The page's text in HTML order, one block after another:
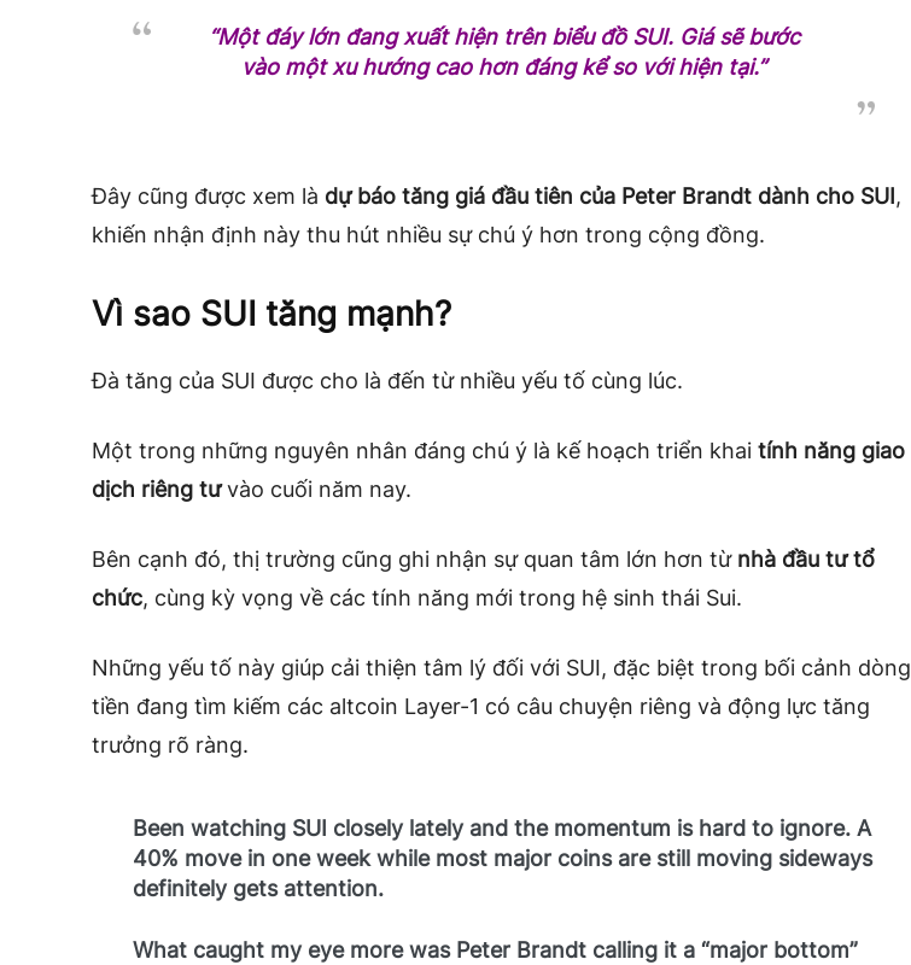
“Một đáy lớn đang xuất hiện trên biểu đồ SUI. Giá sẽ bước
vào một xu hướng cao hơn đáng kể so với hiện tại.”
Đây cũng được xem là dự báo tăng giá đầu tiên của Peter Brandt dành cho SUI,
khiến nhận định này thu hút nhiều sự chú ý hơn trong cộng đồng.
Vì sao SUI tăng mạnh?
Đà tăng của SUI được cho là đến từ nhiều yếu tố cùng lúc.
Một trong những nguyên nhân đáng chú ý là kế hoạch triển khai tính năng giao
dịch riêng tưvào cuối năm nay.
Bên cạnh đó, thị trường cũng ghi nhận sự quan tâm lớn hơn từ nhà đầu tư tổ
chức, cùng kỳ vọng về các tính năng mới trong hệ sinh thái Sui.
Những yếu tố này giúp cải thiện tâm lý đối với SUI, đặc biệt trong bối cảnh dòng
tiền đang tìm kiếm các altcoin Layer-1 có câu chuyện riêng và động lực tăng
trưởng rõ ràng.
Been watching SUI closely lately and the momentum is hard to ignore. A
40% move in one week while most major coins are still moving sideways
definitely gets attention.
What caught my eye more was Peter Brandt calling it a “major bottom”